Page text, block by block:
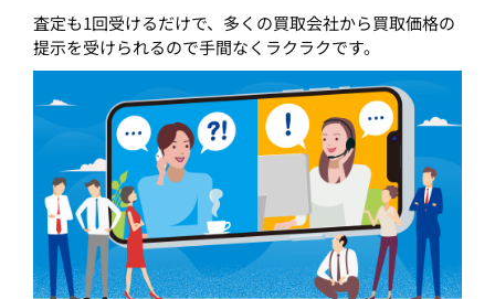
査定も1回受けるだけで、多くの買取会社から買取価格の
提示を受けられるので手間なくラクラクです。